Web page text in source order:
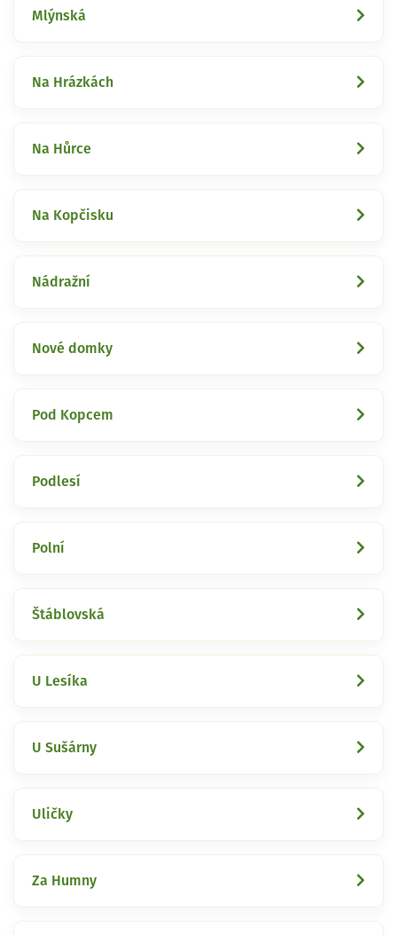
Mlýnská
Na Hrázkách
Na Hůrce
Na Kopčisku
Nádražní
Nové domky
Pod Kopcem
Podlesí
Polní
Štáblovská
U Lesíka
U Sušárny
Uličky
Za Humny